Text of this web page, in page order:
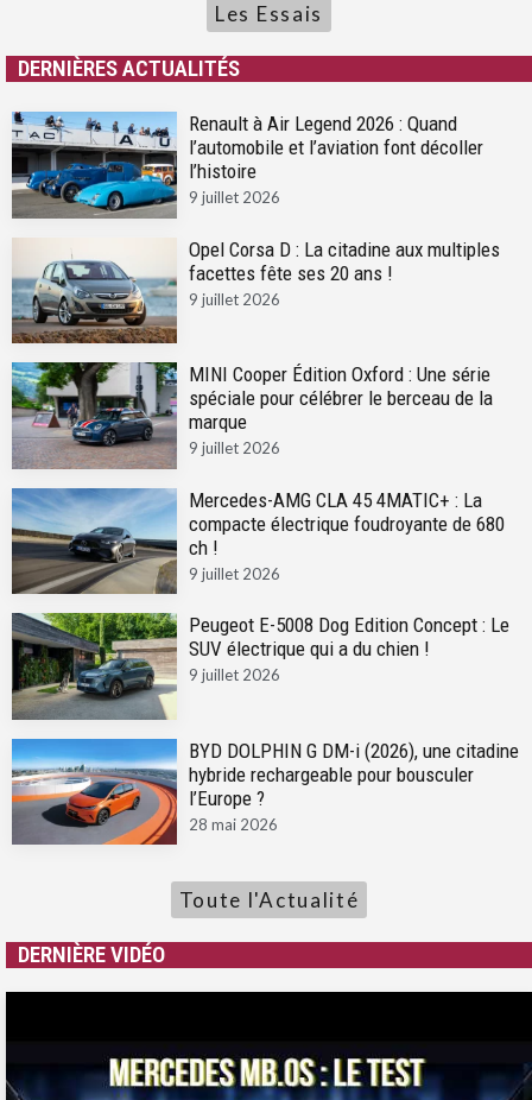
Les Essais
DERNIÈRES ACTUALITÉS
Renault à Air Legend 2026 : Quand
l’automobile et l’aviation font décoller
l’histoire
9 juillet 2026
Opel Corsa D : La citadine aux multiples
facettes fête ses 20 ans !
9 juillet 2026
MINI Cooper Édition Oxford : Une série
spéciale pour célébrer le berceau de la
marque
9 juillet 2026
Mercedes-AMG CLA 45 4MATIC+ : La
compacte électrique foudroyante de 680
ch !
9 juillet 2026
Peugeot E-5008 Dog Edition Concept : Le
SUV électrique qui a du chien !
9 juillet 2026
BYD DOLPHIN G DM-i (2026), une citadine
hybride rechargeable pour bousculer
l’Europe ?
28 mai 2026
Toute l'Actualité
DERNIÈRE VIDÉO